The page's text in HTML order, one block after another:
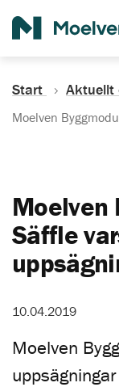
Start Aktuellt
Moelven
Moelven
Säffle
10.04.2019
Moelven